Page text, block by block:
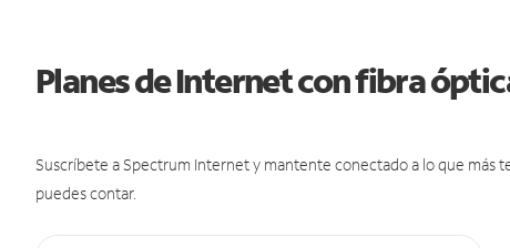
Planes de Internet con fibra
Suscríbete a Spectrum Internet y mantente conectado a lo que más
puedes contar.